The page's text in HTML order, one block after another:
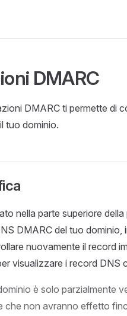
DMARC
DMARC ti permette di
tuo dominio.
nella parte superiore
DMARC del tuo
nuovamente il record
visualizzare i record DNS
è solo parzialmente
che non avranno effetto